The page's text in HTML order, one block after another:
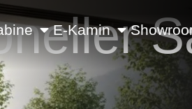
E-Kamin